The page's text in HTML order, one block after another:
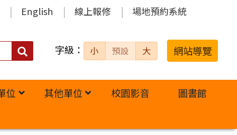
English 線上報修 場地預約系統
搜
字級： 小 預設 大 網站導覽
位 其他單位 校園影音
圖書館